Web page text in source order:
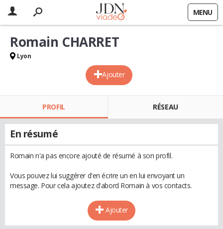
MENU
Ajouter
Romain CHARRET
Lyon
PROFIL RÉSEAU
En résumé
Romain n'a pas encore ajouté de résumé à son profil.
Vous pouvez lui suggérer d'en écrire un en lui envoyant un
message. Pour cela ajoutez d'abord Romain à vos contacts.
Ajouter